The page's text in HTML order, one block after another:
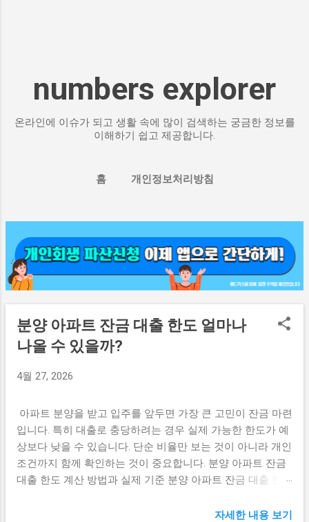
numbers explorer
온라인에 이슈가 되고 생활 속에 많이 검색하는 궁금한 정보를
이해하기 쉽고 제공합니다.
홈 개인정보처리방침
글
분양 아파트 잔금 대출 한도 얼마나
나올 수 있을까?
4월 27, 2026
아파트 분양을 받고 입주를 앞두면 가장 큰 고민이 잔금 마련
입니다. 특히 대출로 충당하려는 경우 실제 가능한 한도가 예
상보다 낮을 수 있습니다. 단순 비율만 보는 것이 아니라 개인
조건까지 함께 확인하는 것이 중요합니다. 분양 아파트 잔금
대출 한도 계산 방법과 실제 기준 분양 아파트 잔금 대출 한도
개인 소득과 기존 대출 상황에 따라 달라집니다. 따라서 이론
자세한 내용 보기